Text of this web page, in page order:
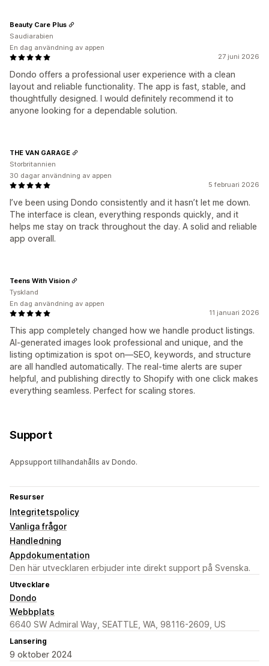
27 juni 2026
Dondo offers a professional user experience with a clean
layout and reliable functionality. The app is fast, stable, and
thoughtfully designed. I would definitely recommend it to
anyone looking for a dependable solution.
Beauty Care Plus
Saudiarabien
En dag användning av appen
5 februari 2026
I’ve been using Dondo consistently and it hasn’t let me down.
The interface is clean, everything responds quickly, and it
helps me stay on track throughout the day. A solid and reliable
app overall.
THE VAN GARAGE
Storbritannien
30 dagar användning av appen
11 januari 2026
This app completely changed how we handle product listings.
AI-generated images look professional and unique, and the
listing optimization is spot on—SEO, keywords, and structure
are all handled automatically. The real-time alerts are super
helpful, and publishing directly to Shopify with one click makes
everything seamless. Perfect for scaling stores.
Teens With Vision
Tyskland
En dag användning av appen
Support
Appsupport tillhandahålls av Dondo.
Resurser
Integritetspolicy
Vanliga frågor
Handledning
Appdokumentation
Den här utvecklaren erbjuder inte direkt support på Svenska.
Utvecklare
Dondo
Webbplats
6640 SW Admiral Way, SEATTLE, WA, 98116-2609, US
Lansering
9 oktober 2024